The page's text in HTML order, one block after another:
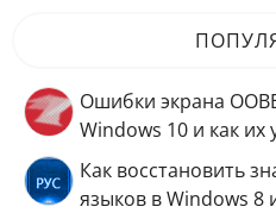
Ошибки экрана
Windows 10 и как их
Как восстановить
языков в Windows 8